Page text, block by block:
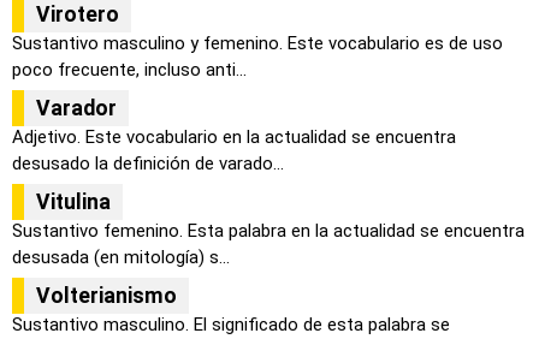
Virotero
Sustantivo masculino y femenino. Este vocabulario es de uso
poco frecuente, incluso anti...
Varador
Adjetivo. Este vocabulario en la actualidad se encuentra
desusado la definición de varado...
Vitulina
Sustantivo femenino. Esta palabra en la actualidad se encuentra
desusada (en mitología) s...
Volterianismo
Sustantivo masculino. El significado de esta palabra se